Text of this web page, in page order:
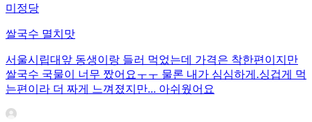
미정당
쌀국수 멸치맛
서울시립대앞 동생이랑 들러 먹었는데 가격은 착한편이지만
쌀국수 국물이 너무 짰어요ㅜㅜ 물론 내가 심심하게.싱겁게 먹
는편이라 더 짜게 느껴졌지만... 아쉬웠어요